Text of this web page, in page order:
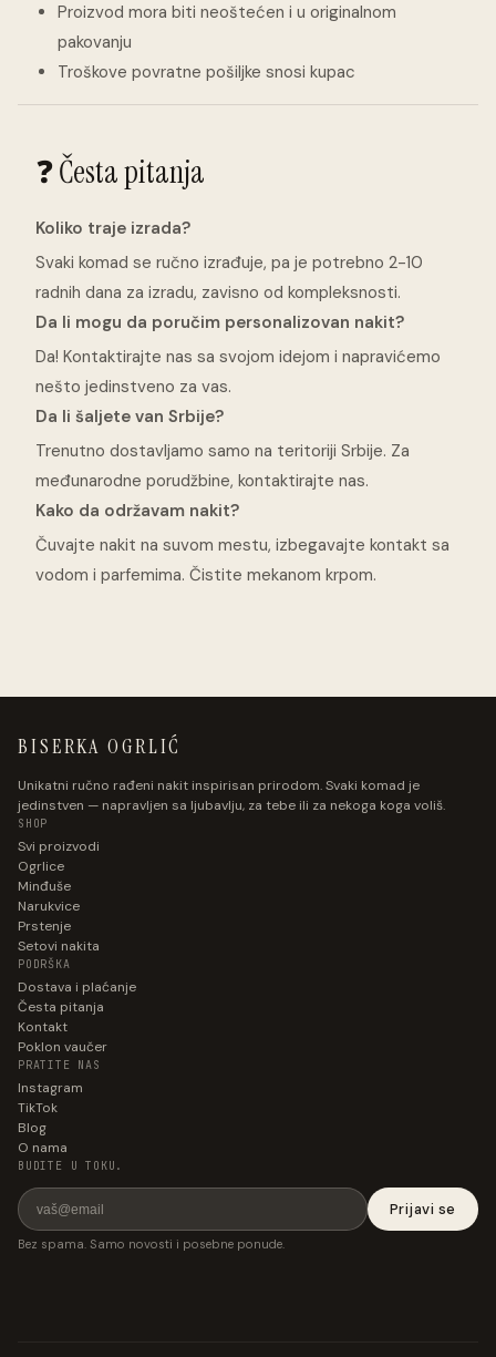
Proizvod mora biti neoštećen i u originalnom
pakovanju
Troškove povratne pošiljke snosi kupac
❓ Česta pitanja
Koliko traje izrada?
Svaki komad se ručno izrađuje, pa je potrebno 2-10
radnih dana za izradu, zavisno od kompleksnosti.
Da li mogu da poručim personalizovan nakit?
Da! Kontaktirajte nas sa svojom idejom i napravićemo
nešto jedinstveno za vas.
Da li šaljete van Srbije?
Trenutno dostavljamo samo na teritoriji Srbije. Za
međunarodne porudžbine, kontaktirajte nas.
Kako da održavam nakit?
Čuvajte nakit na suvom mestu, izbegavajte kontakt sa
vodom i parfemima. Čistite mekanom krpom.
BISERKA OGRLIĆ
Unikatni ručno rađeni nakit inspirisan prirodom. Svaki komad je
jedinstven — napravljen sa ljubavlju, za tebe ili za nekoga koga voliš.
SHOP
Svi proizvodi
Ogrlice
Minđuše
Narukvice
Prstenje
Setovi nakita
PODRŠKA
Dostava i plaćanje
Česta pitanja
Kontakt
Poklon vaučer
PRATITE NAS
Instagram
TikTok
Blog
O nama
BUDITE U TOKU.
Prijavi se
Bez spama. Samo novosti i posebne ponude.